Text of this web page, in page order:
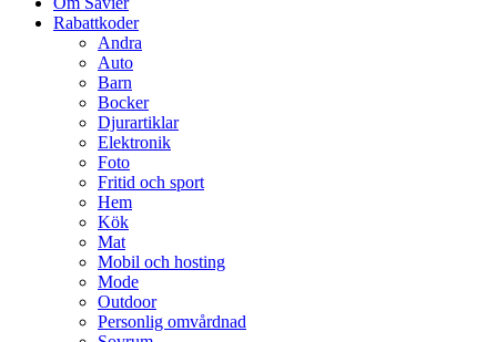
Rabattkoder
Andra
Auto
Barn
Bocker
Djurartiklar
Elektronik
Foto
Fritid och sport
Hem
Kök
Mat
Mobil och hosting
Mode
Outdoor
Personlig omvårdnad